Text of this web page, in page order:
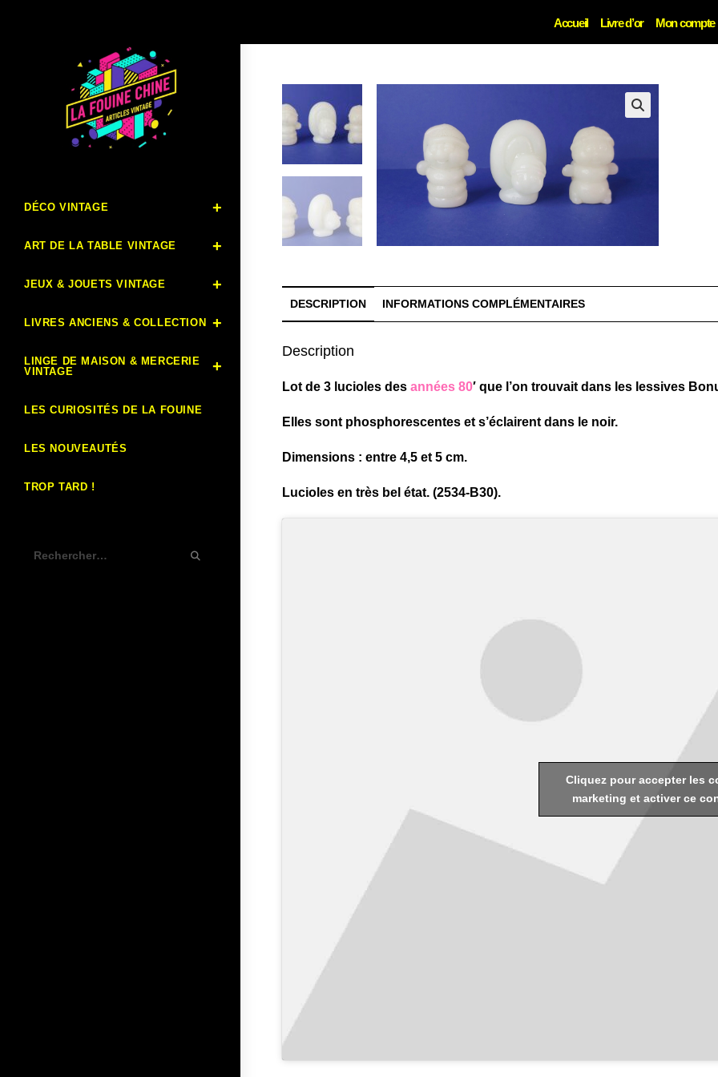
Accueil Livre d’or Mon compte
DÉCO VINTAGE
ART DE LA TABLE VINTAGE
JEUX & JOUETS VINTAGE
LIVRES ANCIENS & COLLECTION
LINGE DE MAISON & MERCERIE
VINTAGE
LES CURIOSITÉS DE LA FOUINE
LES NOUVEAUTÉS
TROP TARD !
Rechercher
DESCRIPTION INFORMATIONS COMPLÉMENTAIRES
Description
Lot de 3 lucioles desannées 80′ que l’on trouvait dans les lessives
Elles sont phosphorescentes et s’éclairent dans le noir.
Dimensions : entre 4,5 et 5 cm.
Lucioles en très bel état. (2534-B30).
Cliquez pour accepter les
marketing et activer ce